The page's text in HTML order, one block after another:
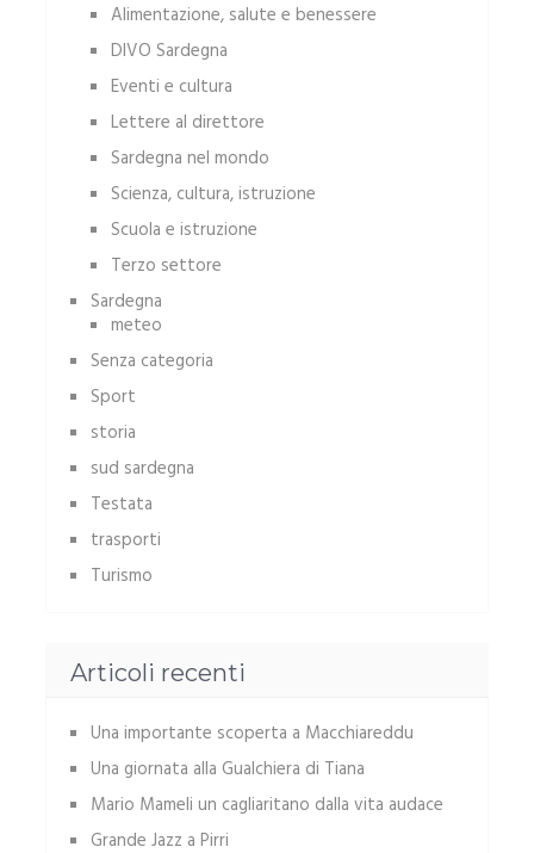
Alimentazione, salute e benessere
DIVO Sardegna
Eventi e cultura
Lettere al direttore
Sardegna nel mondo
Scienza, cultura, istruzione
Scuola e istruzione
Terzo settore
Sardegna
meteo
Senza categoria
Sport
storia
sud sardegna
Testata
trasporti
Turismo
Articoli recenti
Una importante scoperta a Macchiareddu
Una giornata alla Gualchiera di Tiana
Mario Mameli un cagliaritano dalla vita audace
Grande Jazz a Pirri